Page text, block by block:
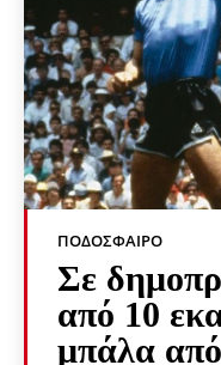
ΠΟΔΌΣΦΑΙΡΟ
Σε
από 10
μπάλα